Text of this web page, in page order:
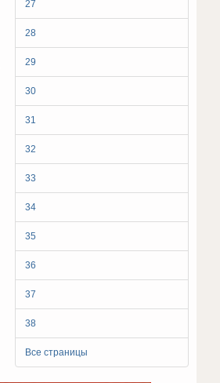
27
28
29
30
31
32
33
34
35
36
37
38
Все страницы